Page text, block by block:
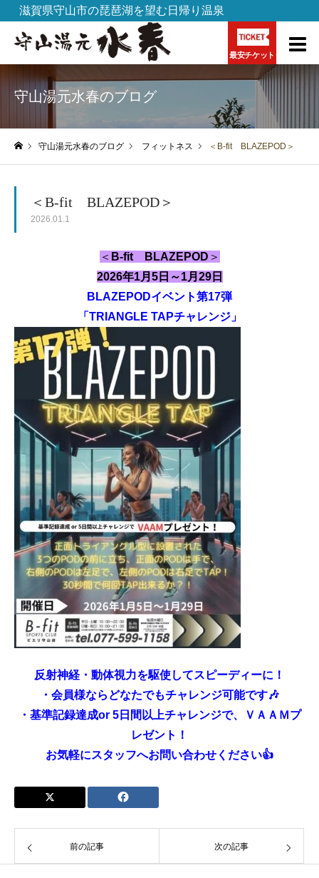
滋賀県守山市の琵琶湖を望む日帰り温泉
最安チケット
守山湯元水春のブログ
守山湯元水春のブログ フィットネス ＜B-fit BLAZEPOD＞
＜B-fit BLAZEPOD＞
2026.01.1
＜ B-fit BLAZEPOD ＞
2026年1月5日～1月29日
BLAZEPODイベント第17弾
「TRIANGLE TAPチャレンジ」
反射神経・動体視力を駆使してスピーディーに！
・会員様ならどなたでもチャレンジ可能です🎶
・基準記録達成or 5日間以上チャレンジで、ＶＡＡＭプ
レゼント！
お気軽にスタッフへお問い合わせください👍
前の記事 次の記事